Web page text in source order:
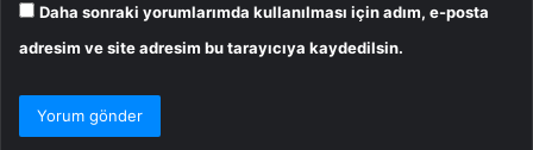
Daha sonraki yorumlarımda kullanılması için adım, e-posta
adresim ve site adresim bu tarayıcıya kaydedilsin.